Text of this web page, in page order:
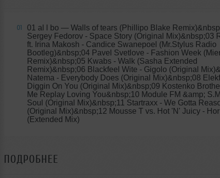
01 01 al l bo — Walls of tears (Phillipo Blake
Sergey Fedorov - Space Story (Original Mix)&nbsp;03
ft. Irina Makosh - Candice Swanepoel (Mr.Stylus Radio
Bootleg)&nbsp;04 Pavel Svetlove - Fashion Week
Remix)&nbsp;05 Kwabs - Walk (Sasha Extended
Remix)&nbsp;06 Blackfeel Wite - Gigolo (Original
Natema - Everybody Does (Original Mix)&nbsp;08
Diggin On You (Original Mix)&nbsp;09 Kostenko
Me Replay Loving You&nbsp;10 Module FM &amp;
Soul (Original Mix)&nbsp;11 Startraxx - We Gotta
(Original Mix)&nbsp;12 Mousse T vs. Hot 'N' Juicy -
(Extended Mix)
ПОДРОБНЕЕ